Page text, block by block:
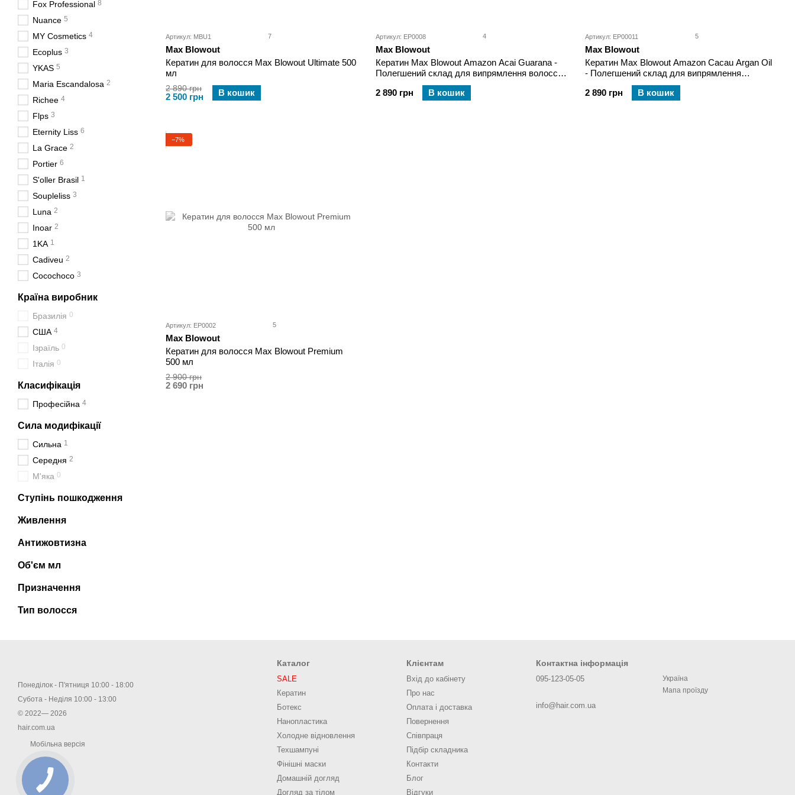
Артикул: MBU1 7
Max Blowout
Кератин для волосся Max Blowout Ultimate 500
мл
2 890 грн
2 500 грн В кошик
Артикул: EP0008 4
Max Blowout
Кератин Max Blowout Amazon Acai Guarana -
Полегшений склад для випрямлення волосся
2 890 грн
В кошик
Артикул: EP00011 5
Max Blowout
Кератин Max Blowout Amazon Cacau Argan Oil
- Полегшений склад для випрямлення
волосся 500 мл
2 890 грн
В кошик
−7%
Артикул: EP0002 5
Max Blowout
Кератин для волосся Max Blowout Premium
500 мл
2 900 грн
2 690 грн
Fox Professional 8
Nuance 5
MY Cosmetics 4
Ecoplus 3
YKAS 5
Maria Escandalosa 2
Richee 4
Flps 3
Eternity Liss 6
La Grace 2
Portier 6
S'oller Brasil 1
Soupleliss 3
Luna 2
Inoar 2
1KA 1
Cadiveu 2
Cocochoco 3
Країна виробник
Бразилія 0
США 4
Ізраїль 0
Італія 0
Класифікація
Професійна 4
Сила модифікації
Сильна 1
Середня 2
М'яка 0
Ступінь пошкодження
Живлення
Антижовтизна
Об'єм мл
Призначення
Тип волосся
Понеділок - П'ятниця 10:00 - 18:00
Субота - Неділя 10:00 - 13:00
© 2022— 2026
hair.com.ua
Мобільна версія
Каталог
SALE
Кератин
Ботекс
Нанопластика
Холодне відновлення
Техшампуні
Фінішні маски
Домашній догляд
Догляд за тілом
Клієнтам
Вхід до кабінету
Про нас
Оплата і доставка
Повернення
Співпраця
Підбір складника
Контакти
Блог
Відгуки
Контактна інформація
095-123-05-05
info@hair.com.ua
Україна
Мапа проїзду